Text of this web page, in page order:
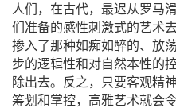
人们，在古代，最迟从罗马
们准备的感性刺激式的艺术
掺入了那种如痴如醉的、放
步的逻辑性和对自然本性的
除出去。反之，只要客观精
筹划和掌控，高雅艺术就会